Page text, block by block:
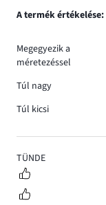
5
TÜNDE
A termék értékelése:
Megegyezik a
méretezéssel
Túl nagy
Túl kicsi